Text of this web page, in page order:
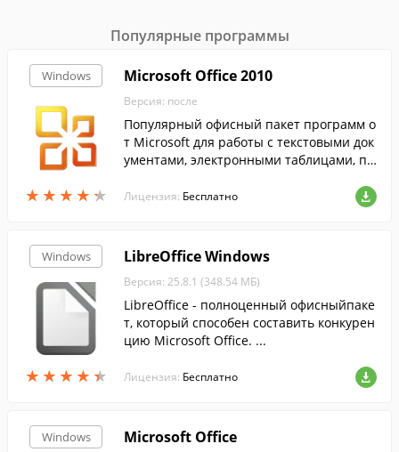
Популярные программы
Windows
★ ★ ★ ★ ★
★ ★ ★ ★ ★
Microsoft Office 2010
Версия: после
Популярный офисный пакет программ о
т Microsoft для работы с текстовыми док
ументами, электронными таблицами, пр
Лицензия: Бесплатно
Windows
★ ★ ★ ★ ★
★ ★ ★ ★ ★
LibreOffice Windows
Версия: 25.8.1 (348.54 МБ)
LibreOffice - полноценный офисныйпаке
т, который способен составить конкурен
цию Microsoft Office. ...
Лицензия: Бесплатно
Windows Microsoft Office